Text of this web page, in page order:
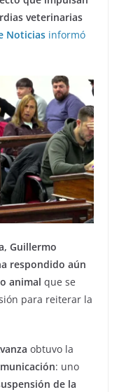
veterinarias
Noticias informó
Guillermo
respondido aún
animal que se
para reiterar la
obtuvo la
: uno
de la